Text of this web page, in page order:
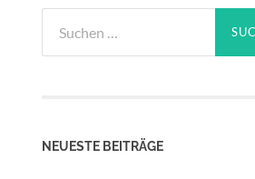
nach:
NEUESTE BEITRÄGE